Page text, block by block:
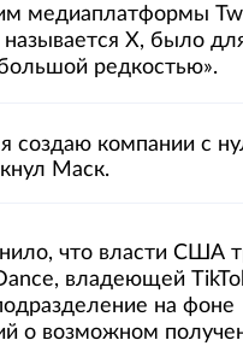
медиаплатформы
называется X, было
редкостью».
создаю компании с
Маск.
что власти США
владеющей
на фоне
о возможном